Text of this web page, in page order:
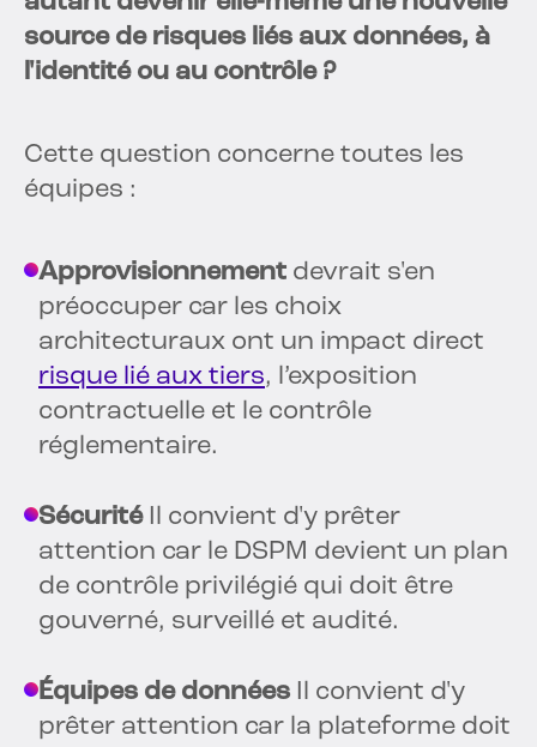
source de risques liés aux données, à
l'identité ou au contrôle ?
Cette question concerne toutes les
équipes :
Approvisionnement devrait s'en
préoccuper car les choix
architecturaux ont un impact direct
risque lié aux tiers, l’exposition
contractuelle et le contrôle
réglementaire.
SécuritéIl convient d'y prêter
attention car le DSPM devient un plan
de contrôle privilégié qui doit être
gouverné, surveillé et audité.
Équipes de données Il convient d'y
prêter attention car la plateforme doit